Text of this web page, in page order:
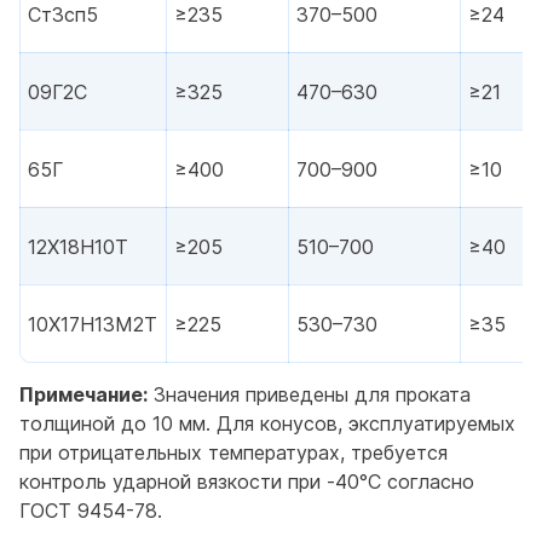
Ст3сп5 ≥235 370–500 ≥24
09Г2С ≥325 470–630 ≥21
65Г ≥400 700–900 ≥10
12Х18Н10Т ≥205 510–700 ≥40
10Х17Н13М2Т ≥225 530–730 ≥35
Примечание: Значения приведены для проката
толщиной до 10 мм. Для конусов, эксплуатируемых
при отрицательных температурах, требуется
контроль ударной вязкости при -40°С согласно
ГОСТ 9454-78.